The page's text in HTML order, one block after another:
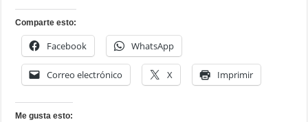
Comparte esto:
Facebook WhatsApp
Correo electrónico X Imprimir
Me gusta esto: